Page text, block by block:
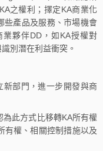
之權利；擇定KA商業化
些產品及服務、市場機會
夥伴DD，如KA授權對
別潛在利益衝突。
新部門，進一步開發與商
為此方式比移轉KA所有權
有權、相關控制措施以及